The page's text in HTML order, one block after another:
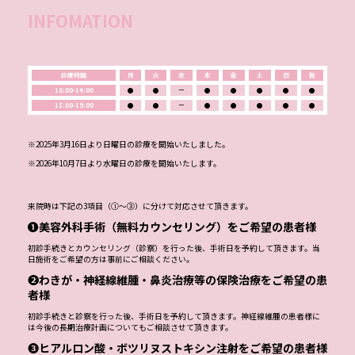
INFOMATION
診療時間 月 火 水 木 金 土 日
祝
10:00-14:00
● ● ー ● ● ● ●
●
15:00-19:00
● ● ー ● ● ● ● ●
※2025年3月16日より日曜日の診療を開始いたしました。
※2026年10月7日より水曜日の診療を開始いたします。
来院時は下記の3項目（①～③）に分けて対応させて頂きます。
❶美容外科手術（無料カウンセリング）をご希望の患者様
初診手続きとカウンセリング（診察）を行った後、手術日を予約して頂きます。当
日施術をご希望の方は事前にご相談ください。
❷わきが・神経線維腫・鼻炎治療等の保険治療をご希望の患
者様
初診手続きと診察を行った後、手術日を予約して頂きます。神経線維腫の患者様に
は今後の長期治療計画についてもご相談させて頂きます。
❸ヒアルロン酸・ボツリヌストキシン注射をご希望の患者様